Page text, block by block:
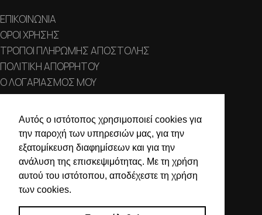
Αυτός ο ιστότοπος χρησιμοποιεί cookies για
την παροχή των υπηρεσιών μας, για την
εξατομίκευση διαφημίσεων και για την
ανάλυση της επισκεψιμότητας. Με τη χρήση
αυτού του ιστότοπου, αποδέχεστε τη χρήση
των cookies.
ΕΠΙΚΟΙΝΩΝΙΑ
ΟΡΟΙ ΧΡΗΣΗΣ
ΤΡΟΠΟΙ ΠΛΗΡΩΜΗΣ ΑΠΟΣΤΟΛΗΣ
ΠΟΛΙΤΙΚΗ ΑΠΟΡΡΗΤΟΥ
Ο ΛΟΓΑΡΙΑΣΜΟΣ ΜΟΥ
Χαλκιδικής 19, 546 43,
Θεσσαλονίκη
2310 839 188
2310 850 606